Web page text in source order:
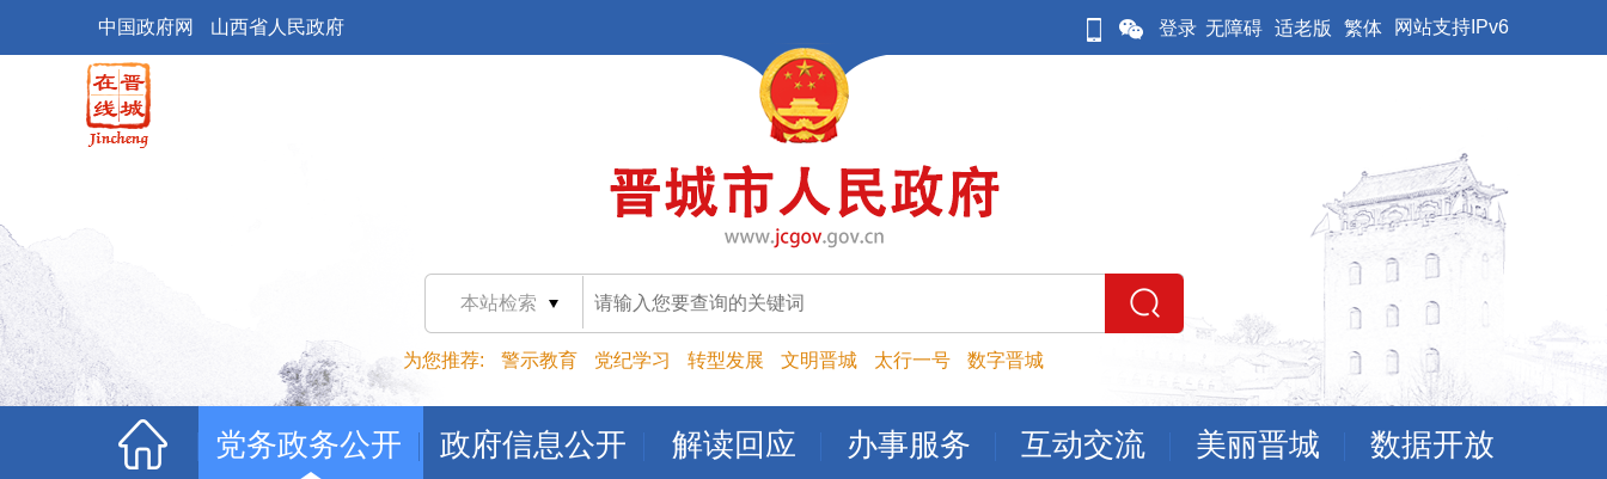
中国政府网 山西省人民政府 登录 无障碍 适老版 繁体 网站支持IPv6
本站检索
为您推荐: 警示教育 党纪学习 转型发展 文明晋城 太行一号 数字晋城
党务政务公开 政府信息公开 解读回应 办事服务 互动交流 美丽晋城 数据开放